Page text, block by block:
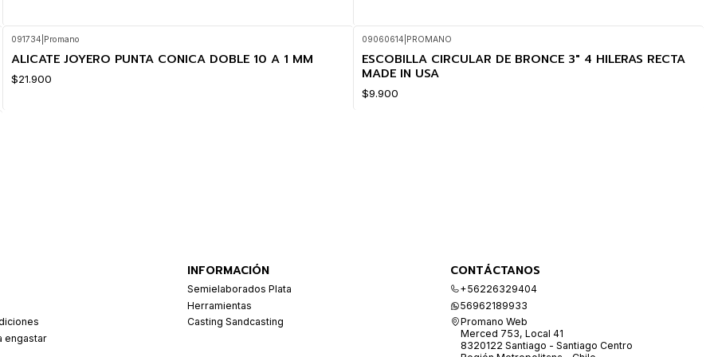
091734 Promano
ALICATE JOYERO PUNTA CONICA DOBLE 10 A 1 MM
$21.900
09060614 PROMANO
ESCOBILLA CIRCULAR DE BRONCE 3" 4 HILERAS RECTA
MADE IN USA
$9.900
engastar
INFORMACIÓN
Semielaborados Plata
Herramientas
Casting Sandcasting
CONTÁCTANOS
+56226329404
56962189933
Promano Web
Merced 753, Local 41
8320122 Santiago - Santiago Centro